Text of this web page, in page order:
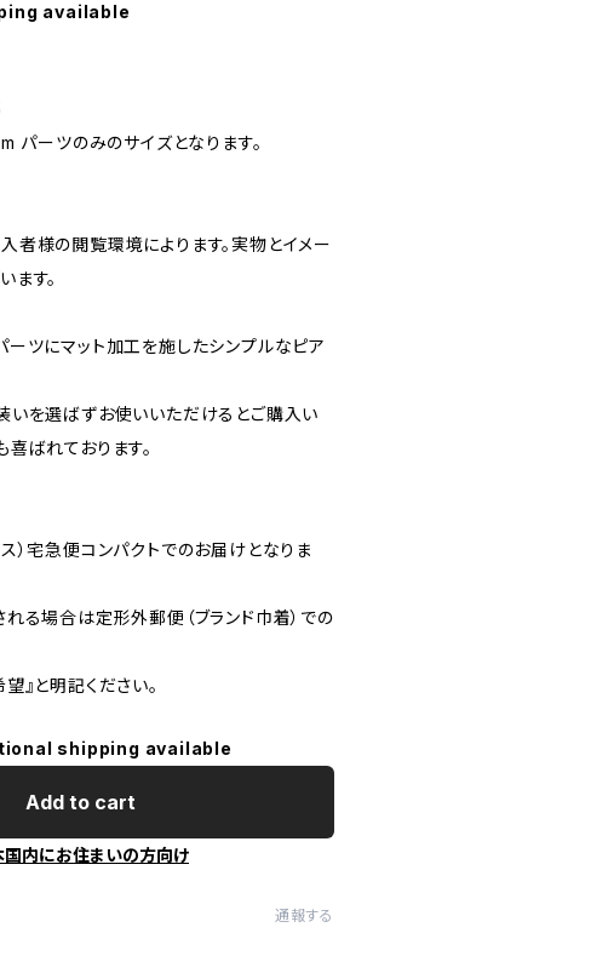
available
パーツのみのサイズとなります。
者様の閲覧環境によります。実物とイメー
ます。
ーツにマット加工を施したシンプルなピア
いを選ばずお使いいただけるとご購入い
ばれております。
）宅急便コンパクトでのお届けとなりま
る場合は定形外郵便（ブランド巾着）での
』と明記ください。
shipping available
Add to cart
国内にお住まいの方向け
通報する